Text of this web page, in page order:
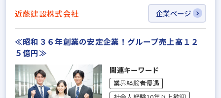
近藤建設株式会社 企業ページ
≪昭和３６年創業の安定企業！グループ売上高１２
５億円≫
関連キーワード
業界経験者優遇